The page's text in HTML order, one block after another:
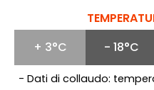
+ 3°C
- 18°C
- Dati di collaudo: